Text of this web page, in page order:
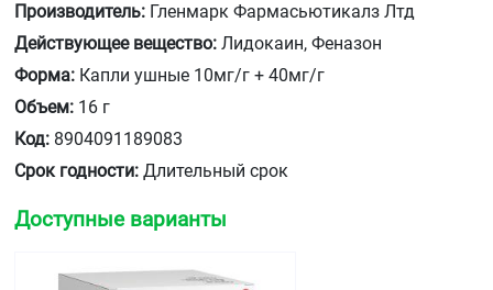
Производитель: Гленмарк Фармасьютикалз Лтд
Действующее вещество: Лидокаин, Феназон
Форма: Капли ушные 10мг/г + 40мг/г
Объем: 16 г
Код: 8904091189083
Срок годности: Длительный срок
Доступные варианты